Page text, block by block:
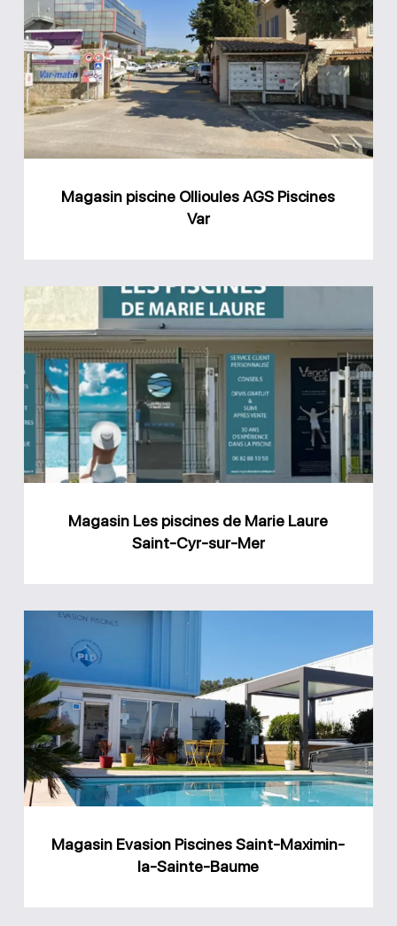
piscine
Ollioules
AGS
Piscines
Var
Magasin piscine Ollioules AGS Piscines
Var
Magasin
Les
piscines
de
Marie
Laure
Saint-
Magasin Les piscines de Marie Laure
Saint-Cyr-sur-Mer
Piscines
Saint-
Maximin-
la-
Sainte-
Magasin Evasion Piscines Saint-Maximin-
la-Sainte-Baume